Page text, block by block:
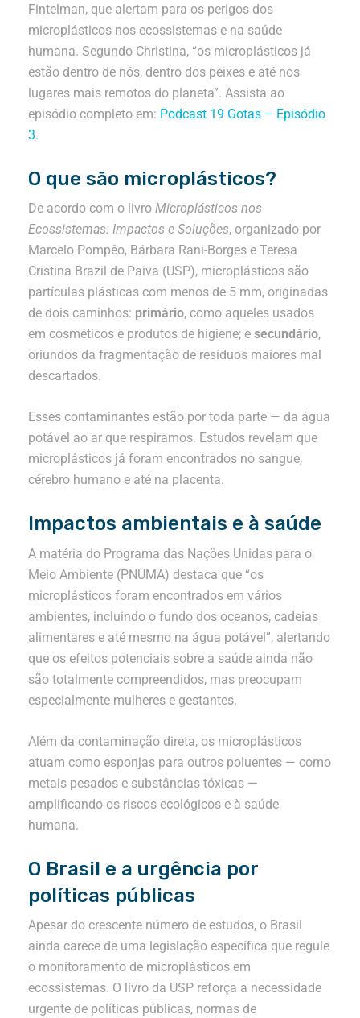
Fintelman, que alertam para os perigos dos
microplásticos nos ecossistemas e na saúde
humana. Segundo Christina, “os microplásticos já
estão dentro de nós, dentro dos peixes e até nos
lugares mais remotos do planeta”. Assista ao
episódio completo em: Podcast 19 Gotas – Episódio
3.
O que são microplásticos?
De acordo com o livro Microplásticos nos
Ecossistemas: Impactos e Soluções, organizado por
Marcelo Pompêo, Bárbara Rani-Borges e Teresa
Cristina Brazil de Paiva (USP), microplásticos são
partículas plásticas com menos de 5 mm, originadas
de dois caminhos: primário, como aqueles usados
em cosméticos e produtos de higiene; e secundário,
oriundos da fragmentação de resíduos maiores mal
descartados.
Esses contaminantes estão por toda parte — da água
potável ao ar que respiramos. Estudos revelam que
microplásticos já foram encontrados no sangue,
cérebro humano e até na placenta.
Impactos ambientais e à saúde
A matéria do Programa das Nações Unidas para o
Meio Ambiente (PNUMA) destaca que “os
microplásticos foram encontrados em vários
ambientes, incluindo o fundo dos oceanos, cadeias
alimentares e até mesmo na água potável”, alertando
que os efeitos potenciais sobre a saúde ainda não
são totalmente compreendidos, mas preocupam
especialmente mulheres e gestantes.
Além da contaminação direta, os microplásticos
atuam como esponjas para outros poluentes — como
metais pesados e substâncias tóxicas —
amplificando os riscos ecológicos e à saúde
humana.
O Brasil e a urgência por
políticas públicas
Apesar do crescente número de estudos, o Brasil
ainda carece de uma legislação específica que regule
o monitoramento de microplásticos em
ecossistemas. O livro da USP reforça a necessidade
urgente de políticas públicas, normas de